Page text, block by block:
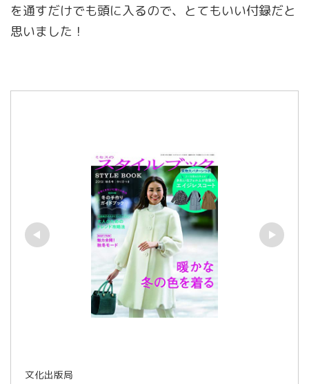
を通すだけでも頭に入るので、とてもいい付録だと
思いました！
文化出版局